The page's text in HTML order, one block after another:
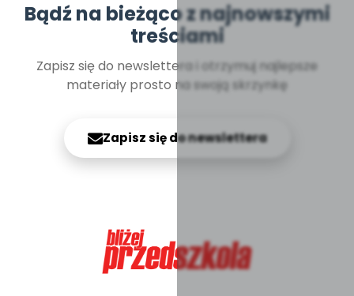
Bądź na bieżąco z najnowszymi
treściami
Zapisz się do newslettera i otrzymuj najlepsze
materiały prosto na swoją skrzynkę
Zapisz się do newslettera